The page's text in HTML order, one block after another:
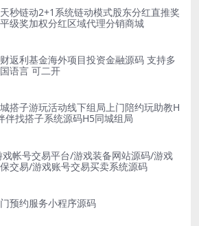
秒链动2+1系统链动模式股东分红直推奖
级奖加权分红区域代理分销商城
返利基金海外项目投资金融源码 支持多
语言 可二开
搭子游玩活动线下组局上门陪约玩助教H
伴找搭子系统源码H5同城组局
戏帐号交易平台/游戏装备网站源码/游戏
交易/游戏账号交易买卖系统源码
预约服务小程序源码